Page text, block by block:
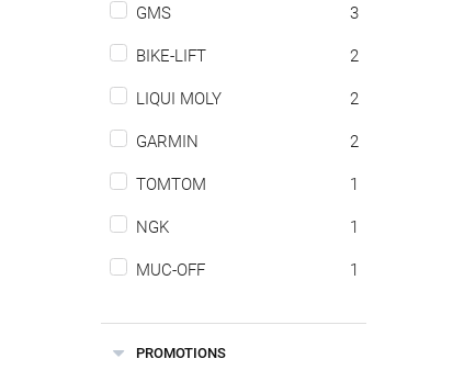
GMS 3
BIKE-LIFT 2
LIQUI MOLY 2
GARMIN 2
TOMTOM 1
NGK 1
MUC-OFF 1
PROMOTIONS